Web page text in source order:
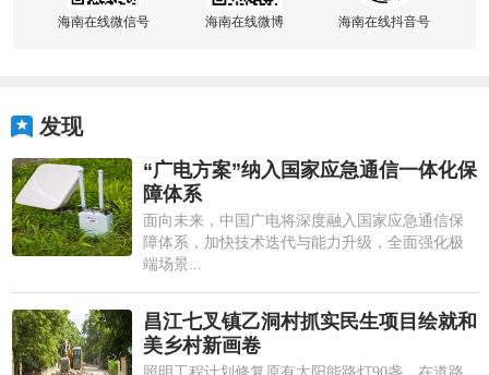
海南在线微信号 海南在线微博 海南在线抖音号
发现
“广电方案”纳入国家应急通信一体化保
障体系
面向未来，中国广电将深度融入国家应急通信保
障体系，加快技术迭代与能力升级，全面强化极
端场景...
昌江七叉镇乙洞村抓实民生项目绘就和
美乡村新画卷